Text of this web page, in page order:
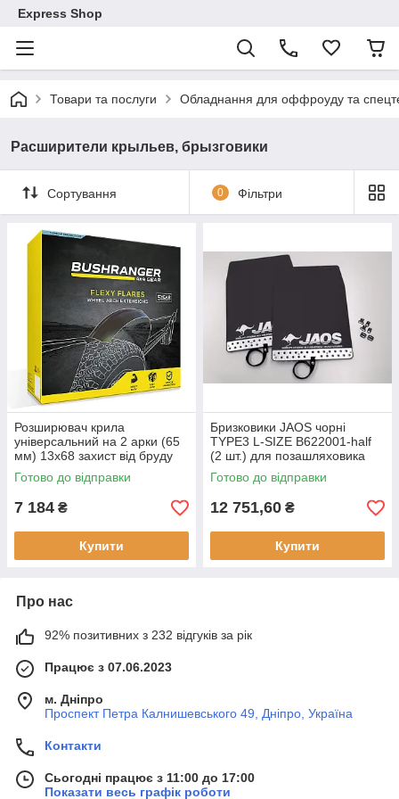
Express Shop
Товари та послуги Обладнання для оффроуду та
Расширители крыльев, брызговики
Сортування 0 Фільтри
Розширювач крила
універсальний на 2 арки (65
мм) 13х68 захист від бруду
Готово до відправки
7 184 ₴
Купити
Бризковики JAOS чорні
TYPE3 L-SIZE B622001-half
(2 шт.) для позашляховика
Готово до відправки
12 751,60 ₴
Купити
Про нас
92% позитивних з 232 відгуків за рік
Працює з 07.06.2023
м. Дніпро
Проспект Петра Калнишевського 49, Дніпро, Україна
Контакти
Сьогодні працює з 11:00 до 17:00
Показати весь графік роботи